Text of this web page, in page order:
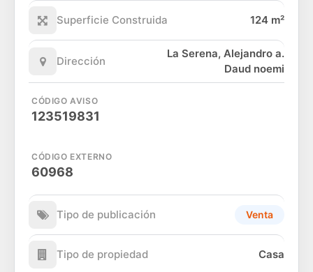
Superficie Construida 124 m²
Dirección
La Serena, Alejandro a.
Daud noemi
CÓDIGO AVISO
123519831
CÓDIGO EXTERNO
60968
Tipo de publicación Venta
Tipo de propiedad Casa